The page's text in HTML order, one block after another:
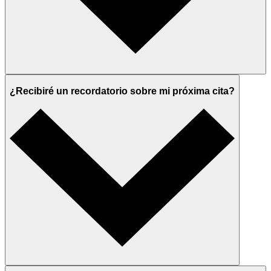
¿Recibiré un recordatorio sobre mi próxima cita?